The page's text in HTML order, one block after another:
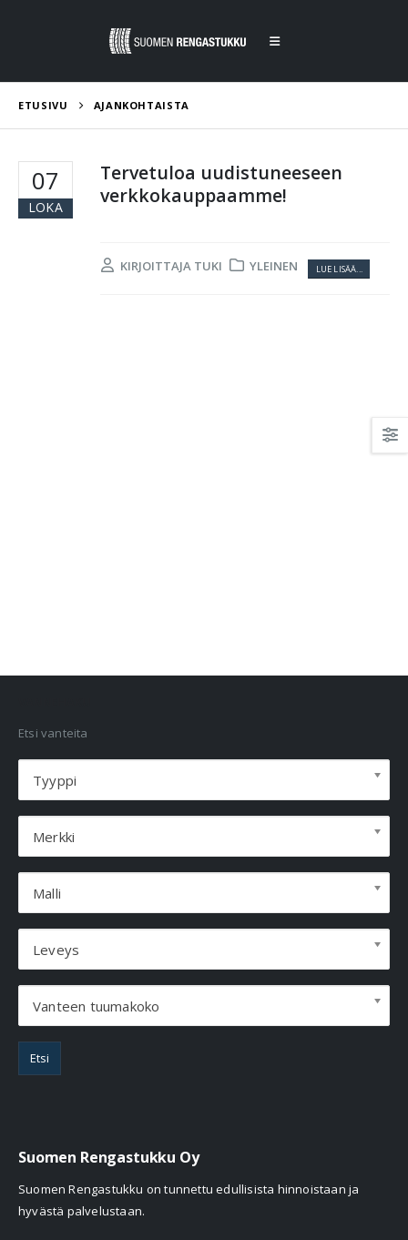
ETUSIVU AJANKOHTAISTA
07
LOKA
Tervetuloa uudistuneeseen
verkkokauppaamme!
KIRJOITTAJA TUKI YLEINEN LUE LISÄÄ...
Etsi vanteita
Tyyppi
Merkki
Malli
Leveys
Vanteen tuumakoko
Etsi
Suomen Rengastukku Oy
Suomen Rengastukku on tunnettu edullisista hinnoistaan ja
hyvästä palvelustaan.